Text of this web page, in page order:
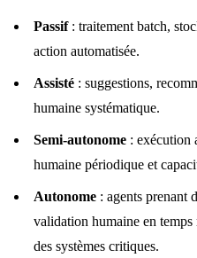
Passif: traitement batch,
action automatisée.
Assisté: suggestions,
humaine systématique.
Semi-autonome: exécution
humaine périodique et
Autonome: agents prenant
validation humaine en temps
des systèmes critiques.